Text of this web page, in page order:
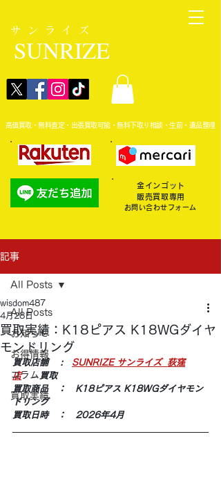
サンライズ
SUNRIZE
高価買取・無料査定・出張買取可能・無料下取り相談・生前・遺品整理
金インゴット
販売買取専用
お問い合わせフォーム
記事
All Posts
お知らせ
お得情報
コラム
買取実績
All Posts
買取実績：K18ピアス K18WGダイヤ
モンドリング
wisdom487
4月28日
買取店舗 　: SUNRIZE サンライズ  荻窪
店 買取
買取商品　：　K18ピアス K18WGダイヤモン
ドリング
買取日時　：　2026年4月